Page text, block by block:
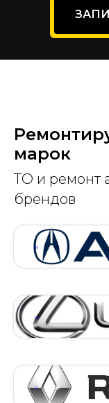
марок
ТО и ремонт
брендов